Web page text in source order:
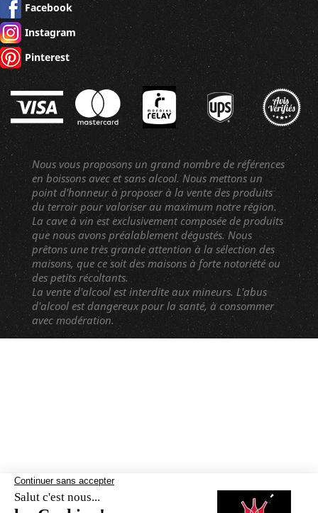
Facebook
Instagram
Pinterest
Nous vous proposons un grand nombre de références
en boissons avec et sans alcool. Nous mettons un
point d'honneur à proposer à la vente des produits
du terroir pour valoriser au maximum notre région.
La cave à vin est exclusivement composée de produits
que nous avons préalablement dégustés. Nous
prêtons une très grande attention à la sélection des
maisons, que ce soit des maisons à forte notoriété ou
des petits récoltants.
La vente d'alcool est interdite aux mineurs. L'abus
d'alcool est dangereux pour la santé, à consommer
avec modération.